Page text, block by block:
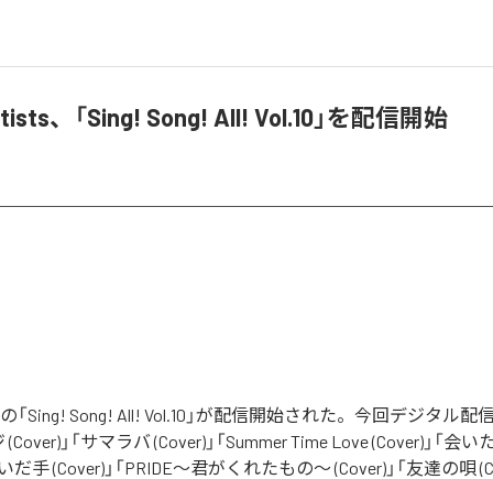
、「Sing! Song! All! Vol.10」を配信開始
「Sing! Song! All! Vol.10」が配信開始された。今回デジタル配
」「サマラバ (Cover)」「Summer Time Love (Cover)」「会
だ手 (Cover)」「PRIDE～君がくれたもの～ (Cover)」「友達の唄